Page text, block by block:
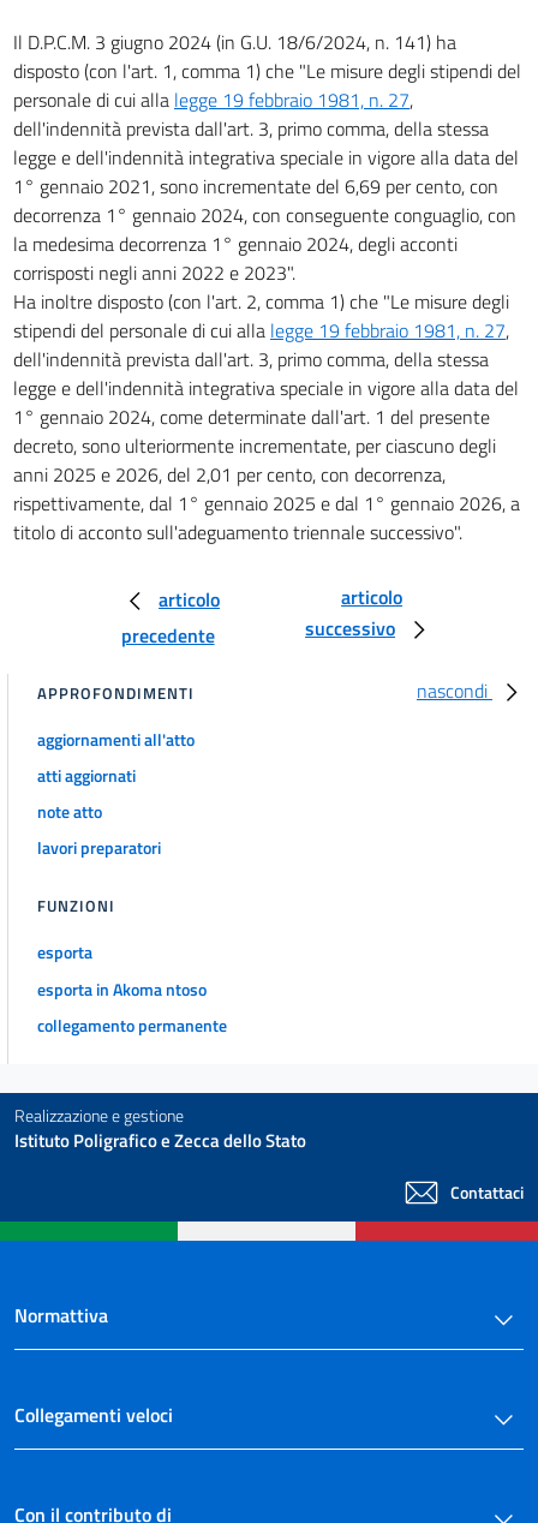
Il D.P.C.M. 3 giugno 2024 (in G.U. 18/6/2024, n. 141) ha
disposto (con l'art. 1, comma 1) che "Le misure degli stipendi del
personale di cui alla legge 19 febbraio 1981, n. 27,
dell'indennità prevista dall'art. 3, primo comma, della stessa
legge e dell'indennità integrativa speciale in vigore alla data del
1° gennaio 2021, sono incrementate del 6,69 per cento, con
decorrenza 1° gennaio 2024, con conseguente conguaglio, con
la medesima decorrenza 1° gennaio 2024, degli acconti
corrisposti negli anni 2022 e 2023".
Ha inoltre disposto (con l'art. 2, comma 1) che "Le misure degli
stipendi del personale di cui alla legge 19 febbraio 1981, n. 27,
dell'indennità prevista dall'art. 3, primo comma, della stessa
legge e dell'indennità integrativa speciale in vigore alla data del
1° gennaio 2024, come determinate dall'art. 1 del presente
decreto, sono ulteriormente incrementate, per ciascuno degli
anni 2025 e 2026, del 2,01 per cento, con decorrenza,
rispettivamente, dal 1° gennaio 2025 e dal 1° gennaio 2026, a
titolo di acconto sull'adeguamento triennale successivo".
articolo
precedente
articolo
successivo
nascondi
APPROFONDIMENTI
aggiornamenti all'atto
atti aggiornati
note atto
lavori preparatori
FUNZIONI
esporta
esporta in Akoma ntoso
collegamento permanente
Realizzazione e gestione
Istituto Poligrafico e Zecca dello Stato
Contattaci
Normattiva
Collegamenti veloci
Con il contributo di